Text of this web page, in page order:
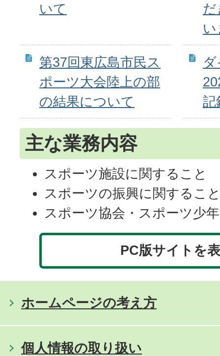
いて
第37回東広島市民ス
ポーツ大会陸上の部
の結果について
記
主な業務内容
スポーツ施設に関すること
スポーツの振興に関するこ
スポーツ協会・スポーツ少
PC版サイトを
ホームページの考え方
個人情報の取り扱い